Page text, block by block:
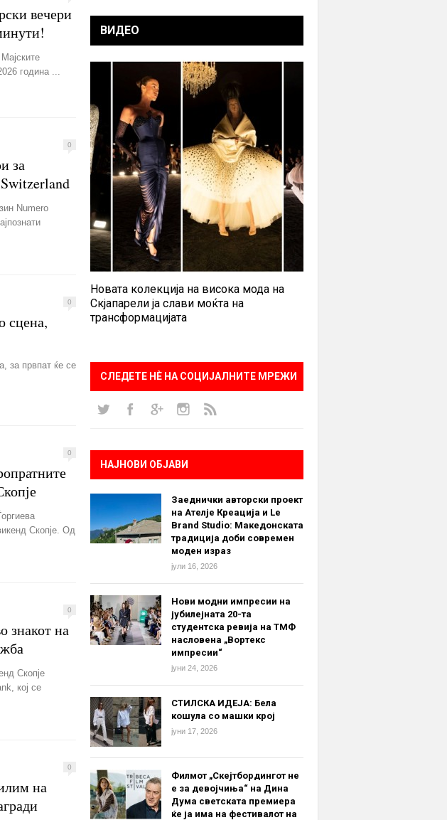
вечери
година ...
0
за
Numero
0
сцена,
за првпат ќе се
0
Скопје. Од
0
знакот на
Скопје
кој се
0
на
ВИДЕО
Новата колекција на висока мода на
Скјапарели ја слави моќта на
трансформацијата
СЛЕДЕТЕ НÈ НА СОЦИЈАЛНИТЕ МРЕЖИ
НАЈНОВИ ОБЈАВИ
Заеднички авторски проект
на Ателје Креација и Le
Brand Studio: Македонската
традиција доби современ
моден израз
јули 16, 2026
Нови модни импресии на
јубилејната 20-та
студентска ревија на ТМФ
насловена „Вортекс
импресии“
јуни 24, 2026
СТИЛСКА ИДЕЈА: Бела
кошула со машки крој
јуни 17, 2026
Филмот „Скејтбордингот не
е за девојчиња“ на Дина
Дума светската премиера
ќе ја има на фестивалот на